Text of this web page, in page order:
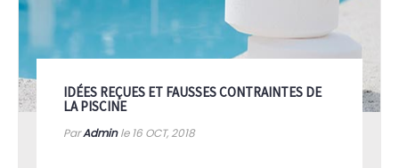
IDÉES REÇUES ET FAUSSES CONTRAINTES DE
LA PISCINE
ParAdminle 16 OCT, 2018